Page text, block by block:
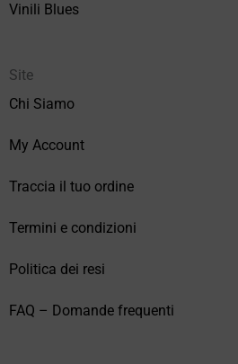
Vinili Blues
Site
Chi Siamo
My Account
Traccia il tuo ordine
Termini e condizioni
Politica dei resi
FAQ – Domande frequenti